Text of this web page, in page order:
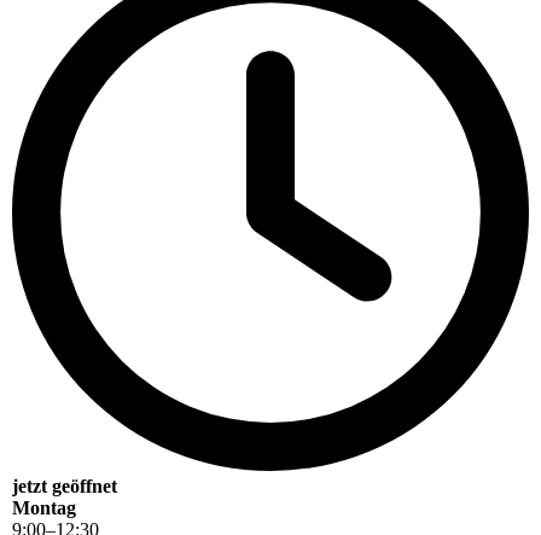
jetzt geöffnet
Montag
9:00–12:30